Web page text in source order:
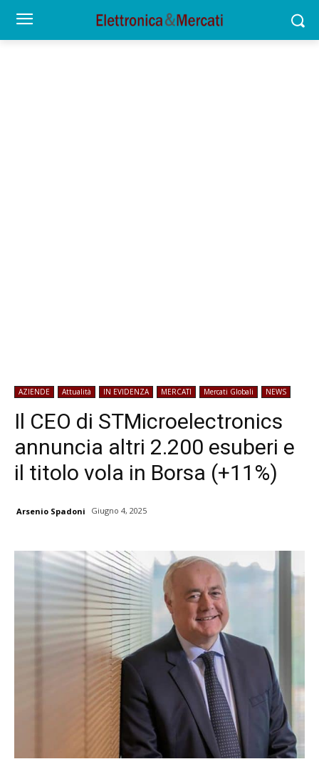
AZIENDE Attualità IN EVIDENZA MERCATI Mercati Globali NEWS
Il CEO di STMicroelectronics
annuncia altri 2.200 esuberi e
il titolo vola in Borsa (+11%)
Arsenio Spadoni Giugno 4, 2025